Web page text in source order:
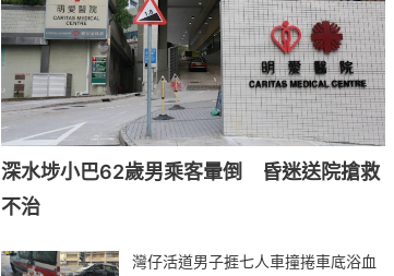
深水埗小巴62歲男乘客暈倒 昏迷送院搶救
不治
灣仔活道男子捱七人車撞捲車底浴血